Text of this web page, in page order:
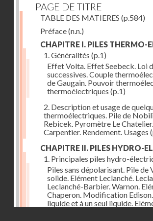
PAGE DE TITRE
TABLE DES MATIERES (p.584)
Préface(n.n.)
CHAPITRE I. PILES THERMO-
1. Généralités (p.1)
Effet Volta. Effet Seebeck. Loi
successives. Couple
de Gaugain. Pouvoir
thermoélectriques (p.1)
2. Description et usage de
thermoélectriques. Pile de
Rebicek. Pyromètre Le
Carpentier. Rendement. Usages
CHAPITRE II. PILES HYDRO-
1. Principales piles hydro-
Piles sans dépolarisant. Pile
solide. Elément Leclanché.
Leclanché-Barbier. Warnon.
Chaperon. Modification
liquide et à un seul liquide.